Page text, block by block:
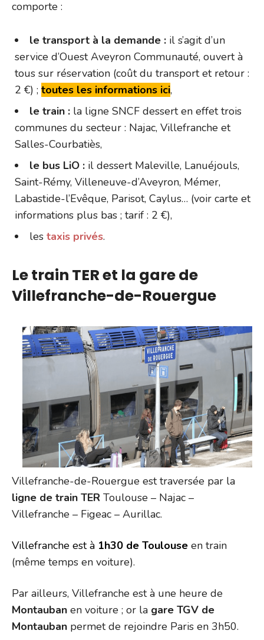
comporte :
le transport à la demande : il s’agit d’un
service d’Ouest Aveyron Communauté, ouvert à
tous sur réservation (coût du transport et retour :
2 €) ; toutes les informations ici,
le train : la ligne SNCF dessert en effet trois
communes du secteur : Najac, Villefranche et
Salles-Courbatiès,
le bus LiO : il dessert Maleville, Lanuéjouls,
Saint-Rémy, Villeneuve-d’Aveyron, Mémer,
Labastide-l’Evêque, Parisot, Caylus… (voir carte et
informations plus bas ; tarif : 2 €),
les taxis privés.
Le train TER et la gare de
Villefranche-de-Rouergue
Villefranche-de-Rouergue est traversée par la
ligne de train TER Toulouse – Najac –
Villefranche – Figeac – Aurillac.
Villefranche est à 1h30 de Toulouse en train
(même temps en voiture).
Par ailleurs, Villefranche est à une heure de
Montauban en voiture ; or la gare TGV de
Montauban permet de rejoindre Paris en 3h50.